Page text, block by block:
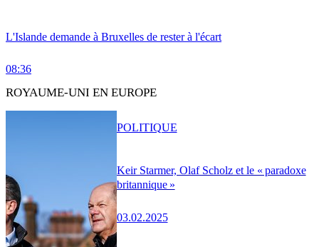
L'Islande demande à Bruxelles de rester à l'écart
08:36
ROYAUME-UNI EN EUROPE
Keir Starmer, Olaf Scholz et le « paradoxe
britannique »
03.02.2025
POLITIQUE